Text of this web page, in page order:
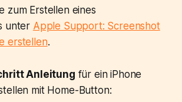
zum Erstellen eines
unter Apple Support: Screenshot
erstellen.
Anleitung für ein iPhone
mit Home-Button: